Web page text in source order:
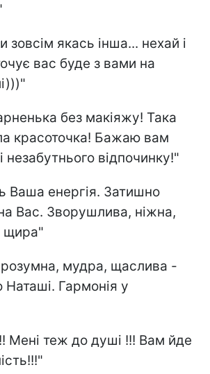
зовсім якась інша... нехай і
вас буде з вами на
без макіяжу! Така
красоточка! Бажаю вам
незабутнього відпочинку!"
Ваша енергія. Затишно
Вас. Зворушлива, ніжна,
щира"
мудра, щаслива -
Наташі. Гармонія у
Мені теж до душі !!! Вам йде